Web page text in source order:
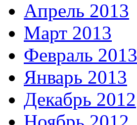
Апрель 2013
Март 2013
Февраль 2013
Январь 2013
Декабрь 2012